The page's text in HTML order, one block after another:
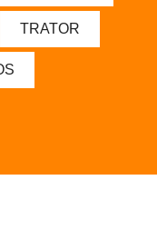
TRATOR